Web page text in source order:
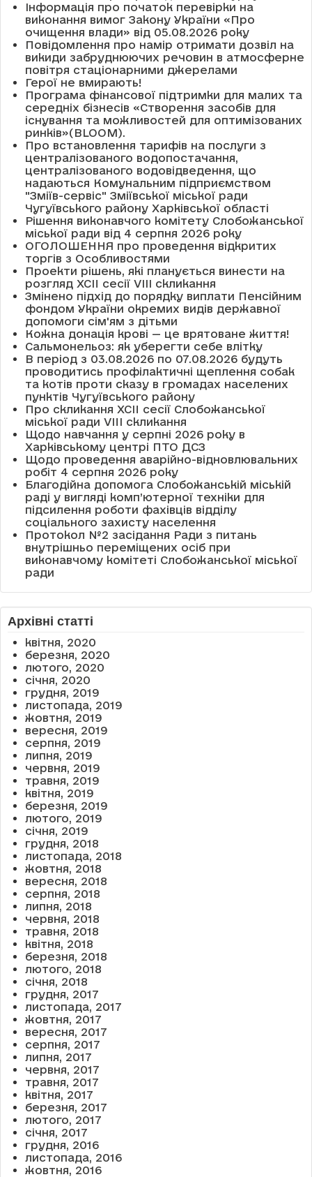
Інформація про початок перевірки на
виконання вимог Закону України «Про
очищення влади» від 05.08.2026 року
Повідомлення про намір отримати дозвіл на
викиди забруднюючих речовин в атмосферне
повітря стаціонарними джерелами
Герої не вмирають!
Програма фінансової підтримки для малих та
середніх бізнесів «Створення засобів для
існування та можливостей для оптимізованих
ринків»(BLOOM).
Про встановлення тарифів на послуги з
централізованого водопостачання,
централізованого водовідведення, що
надаються Комунальним підприємством
"Зміїв-сервіс" Зміївської міської ради
Чугуївського району Харківської області
Рішення виконавчого комітету Слобожанської
міської ради від 4 серпня 2026 року
ОГОЛОШЕННЯ про проведення відкритих
торгів з Особливостями
Проекти рішень, які планується винести на
розгляд XCII сесії VІІІ скликання
Змінено підхід до порядку виплати Пенсійним
фондом України окремих видів державної
допомоги сім'ям з дітьми
Кожна донація крові — це врятоване життя!
Сальмонельоз: як уберегти себе влітку
В період з 03.08.2026 по 07.08.2026 будуть
проводитись профілактичні щеплення собак
та котів проти сказу в громадах населених
пунктів Чугуївського району
Про скликання XCII сесії Слобожанської
міської ради VIII скликання
Щодо навчання у серпні 2026 року в
Харківському центрі ПТО ДСЗ
Щодо проведення аварійно-відновлювальних
робіт 4 серпня 2026 року
Благодійна допомога Слобожанській міській
раді у вигляді комп’ютерної техніки для
підсилення роботи фахівців відділу
соціального захисту населення
Протокол №2 засідання Ради з питань
внутрішньо переміщених осіб при
виконавчому комітеті Слобожанської міської
ради
Архівні статті
квітня, 2020
березня, 2020
лютого, 2020
січня, 2020
грудня, 2019
листопада, 2019
жовтня, 2019
вересня, 2019
серпня, 2019
липня, 2019
червня, 2019
травня, 2019
квітня, 2019
березня, 2019
лютого, 2019
січня, 2019
грудня, 2018
листопада, 2018
жовтня, 2018
вересня, 2018
серпня, 2018
липня, 2018
червня, 2018
травня, 2018
квітня, 2018
березня, 2018
лютого, 2018
січня, 2018
грудня, 2017
листопада, 2017
жовтня, 2017
вересня, 2017
серпня, 2017
липня, 2017
червня, 2017
травня, 2017
квітня, 2017
березня, 2017
лютого, 2017
січня, 2017
грудня, 2016
листопада, 2016
жовтня, 2016